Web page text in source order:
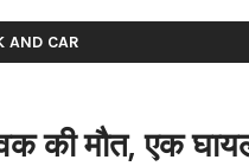
AND CAR
की मौत, एक